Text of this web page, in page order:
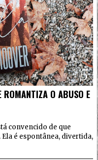
5
O ABUSO E
convencido de que
é espontânea, divertida,